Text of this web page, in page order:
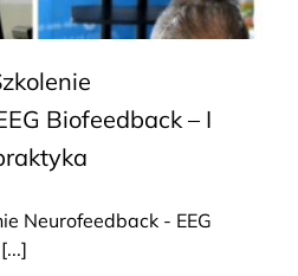
Biofeedback – I
Neurofeedback - EEG